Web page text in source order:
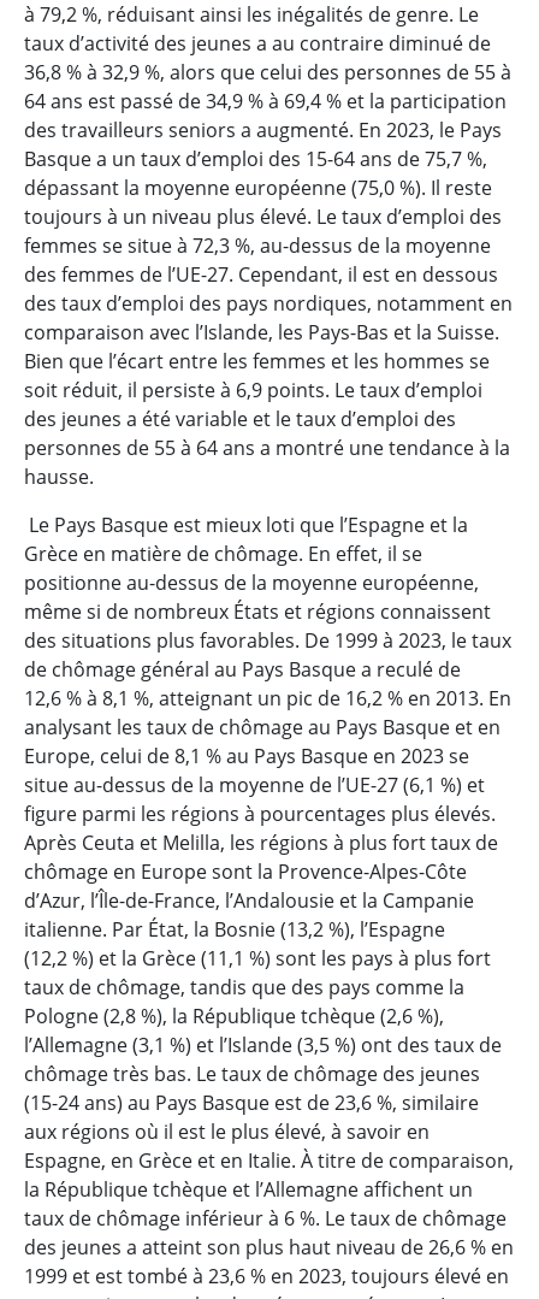
à 79,2 %, réduisant ainsi les inégalités de genre. Le
taux d’activité des jeunes a au contraire diminué de
36,8 % à 32,9 %, alors que celui des personnes de 55 à
64 ans est passé de 34,9 % à 69,4 % et la participation
des travailleurs seniors a augmenté. En 2023, le Pays
Basque a un taux d’emploi des 15-64 ans de 75,7 %,
dépassant la moyenne européenne (75,0 %). Il reste
toujours à un niveau plus élevé. Le taux d’emploi des
femmes se situe à 72,3 %, au-dessus de la moyenne
des femmes de l’UE-27. Cependant, il est en dessous
des taux d’emploi des pays nordiques, notamment en
comparaison avec l’Islande, les Pays-Bas et la Suisse.
Bien que l’écart entre les femmes et les hommes se
soit réduit, il persiste à 6,9 points. Le taux d’emploi
des jeunes a été variable et le taux d’emploi des
personnes de 55 à 64 ans a montré une tendance à la
hausse.
Le Pays Basque est mieux loti que l’Espagne et la
Grèce en matière de chômage. En effet, il se
positionne au-dessus de la moyenne européenne,
même si de nombreux États et régions connaissent
des situations plus favorables. De 1999 à 2023, le taux
de chômage général au Pays Basque a reculé de
12,6 % à 8,1 %, atteignant un pic de 16,2 % en 2013. En
analysant les taux de chômage au Pays Basque et en
Europe, celui de 8,1 % au Pays Basque en 2023 se
situe au-dessus de la moyenne de l’UE-27 (6,1 %) et
figure parmi les régions à pourcentages plus élevés.
Après Ceuta et Melilla, les régions à plus fort taux de
chômage en Europe sont la Provence-Alpes-Côte
d’Azur, l’Île-de-France, l’Andalousie et la Campanie
italienne. Par État, la Bosnie (13,2 %), l’Espagne
(12,2 %) et la Grèce (11,1 %) sont les pays à plus fort
taux de chômage, tandis que des pays comme la
Pologne (2,8 %), la République tchèque (2,6 %),
l’Allemagne (3,1 %) et l’Islande (3,5 %) ont des taux de
chômage très bas. Le taux de chômage des jeunes
(15-24 ans) au Pays Basque est de 23,6 %, similaire
aux régions où il est le plus élevé, à savoir en
Espagne, en Grèce et en Italie. À titre de comparaison,
la République tchèque et l’Allemagne affichent un
taux de chômage inférieur à 6 %. Le taux de chômage
des jeunes a atteint son plus haut niveau de 26,6 % en
1999 et est tombé à 23,6 % en 2023, toujours élevé en